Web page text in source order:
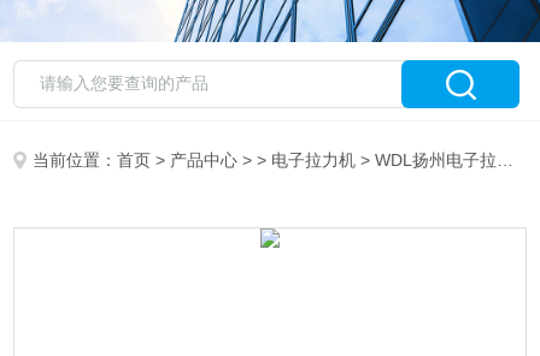
当前位置：首页 > 产品中心 > > 电子拉力机 > WDL扬州电子拉力机